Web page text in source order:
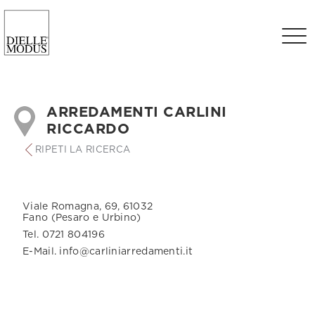
ARREDAMENTI CARLINI
RICCARDO
RIPETI LA RICERCA
Viale Romagna, 69, 61032
Fano (Pesaro e Urbino)
Tel. 0721 804196
E-Mail. info@carliniarredamenti.it